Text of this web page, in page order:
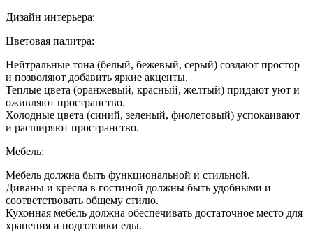
Дизайн интерьера:
Цветовая палитра:
Нейтральные тона (белый, бежевый, серый) создают простор
и позволяют добавить яркие акценты.
Теплые цвета (оранжевый, красный, желтый) придают уют и
оживляют пространство.
Холодные цвета (синий, зеленый, фиолетовый) успокаивают
и расширяют пространство.
Мебель:
Мебель должна быть функциональной и стильной.
Диваны и кресла в гостиной должны быть удобными и
соответствовать общему стилю.
Кухонная мебель должна обеспечивать достаточное место для
хранения и подготовки еды.